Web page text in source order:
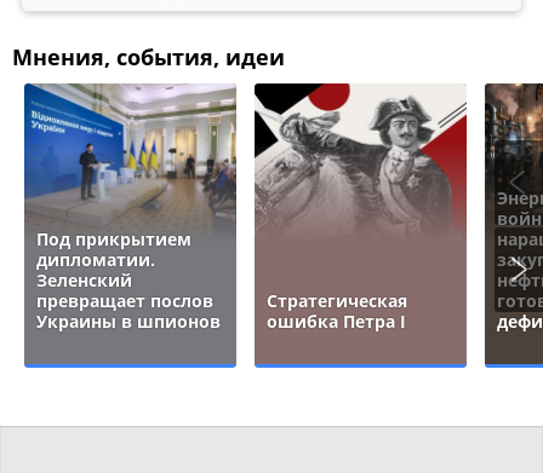
Мнения, события, идеи
Под прикрытием
дипломатии.
Зеленский
превращает послов
Украины в шпионов
Стратегическая
ошибка Петра I